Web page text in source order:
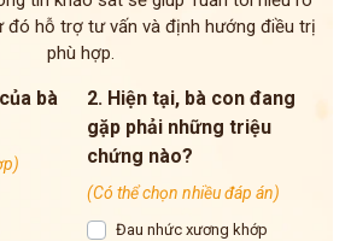
đó hỗ trợ tư vấn và định hướng điều trị
phù hợp.
bà
2. Hiện tại, bà con đang
gặp phải những triệu
chứng nào?
(Có thể chọn nhiều đáp án)
Đau nhức xương khớp